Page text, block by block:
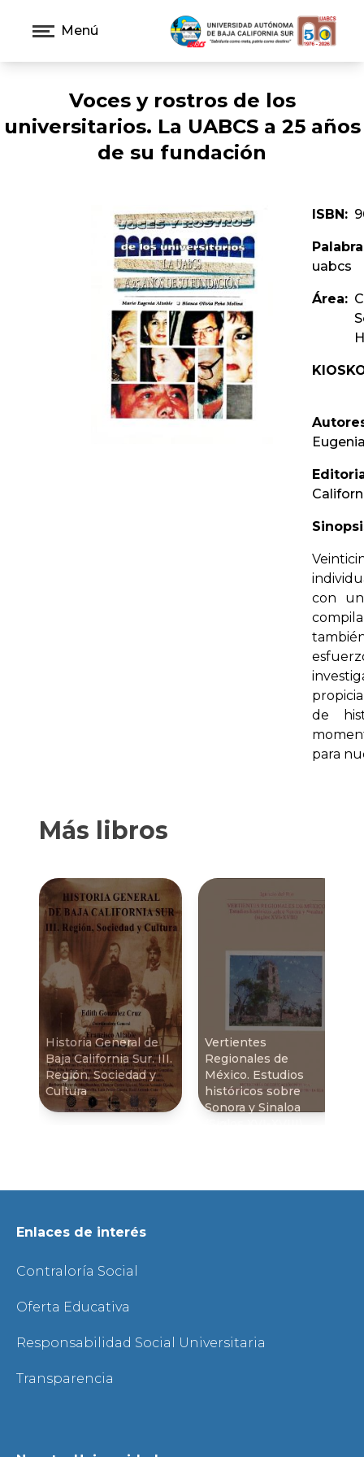
Menú
Voces y rostros de los
universitarios. La UABCS a 25 años
de su fundación
ISBN:
uabcs
Área:
con
de
para
Más libros
Historia General de
Baja California Sur. III.
Región, Sociedad y
Cultura
Vertientes
Regionales de
México. Estudios
históricos sobre
Sonora y Sinaloa
Enlaces de interés
Contraloría Social
Oferta Educativa
Responsabilidad Social Universitaria
Transparencia